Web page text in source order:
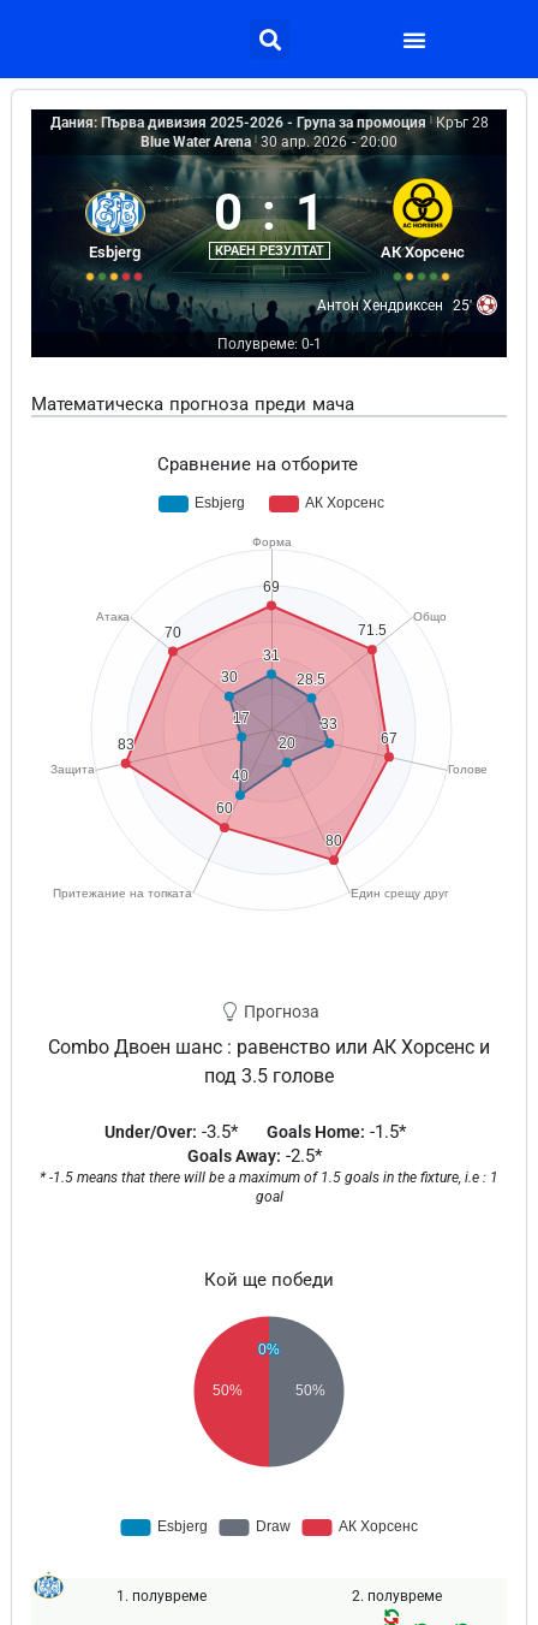
Дания: Първа дивизия 2025-2026 - Група за промоция | Кръг 28
Blue Water Arena 30 апр. 2026 - 20:00
Esbjerg
0 : 1
КРАЕН РЕЗУЛТАТ АК Хорсенс
Антон Хендриксен 25'
Полувреме: 0-1
Математическа прогноза преди мача
Сравнение на отборите
Прогноза
Combo Двоен шанс : равенство или АК Хорсенс и
под 3.5 голове
Under/Over: -3.5* Goals Home: -1.5*
Goals Away: -2.5*
* -1.5 means that there will be a maximum of 1.5 goals in the fixture, i.e : 1
goal
Кой ще победи
1. полувреме 2. полувреме